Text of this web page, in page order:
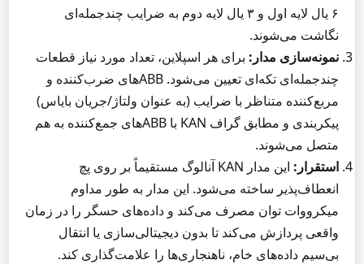
۶ یال لایه اول و ۳ یال لایه دوم به ضرایب چندجمله‌ای
نگاشت می‌شوند.
نمونه‌سازی مدار: برای هر اسپلاین، تعداد مورد نیاز قطعات
چندجمله‌ای تکه‌ای تعیین می‌شود. ABBهای ضرب‌کننده و
مربع‌کننده متناظر با ضرایب (به عنوان ولتاژ/جریان بایاس)
پیکربندی و مطابق گراف KAN با ABBهای جمع‌کننده به هم
متصل می‌شوند.
استقرار:
این مدار KAN آنالوگ مستقیماً بر روی پچ
انعطاف‌پذیر ساخته می‌شود. این مدار به طور مداوم
میکرووات توان مصرف می‌کند و داده‌های حسگر را در زمان
واقعی پردازش می‌کند تا بدون دیجیتالی‌سازی یا انتقال
بی‌سیم داده‌های خام، ناهنجاری‌ها را علامت‌گذاری کند.